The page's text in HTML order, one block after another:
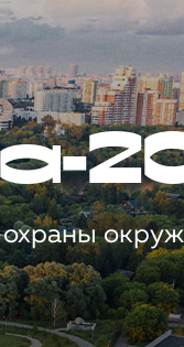
охраны